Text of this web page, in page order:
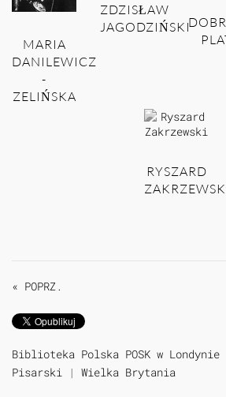
MARIA
DANILEWICZ
-
ZELIŃSKA
ZDZISŁAW
JAGODZIŃSKI
RYSZARD
« POPRZ.
Biblioteka Polska POSK w Londynie
Pisarski | Wielka Brytania